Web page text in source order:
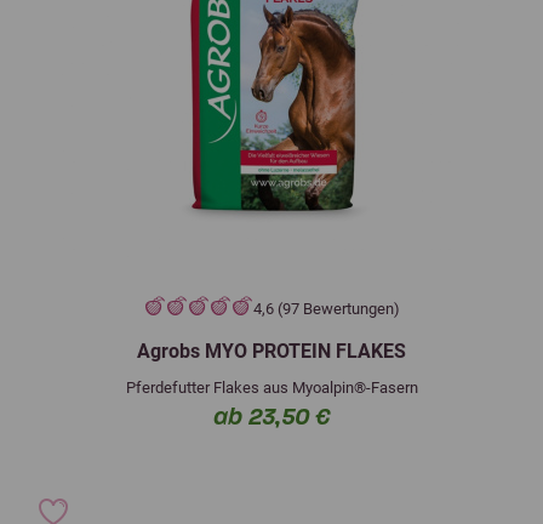
4,6 (97 Bewertungen)
Agrobs MYO PROTEIN FLAKES
Pferdefutter Flakes aus Myoalpin®-Fasern
ab 23,50 €